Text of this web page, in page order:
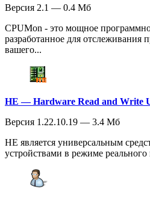
Версия 2.1 — 0.4 Мб
CPUMon - это мощное
разработанное для отслеживания
вашего...
HE — Hardware Read and Write
Версия 1.22.10.19 — 3.4 Мб
HE является универсальным
устройствами в режиме